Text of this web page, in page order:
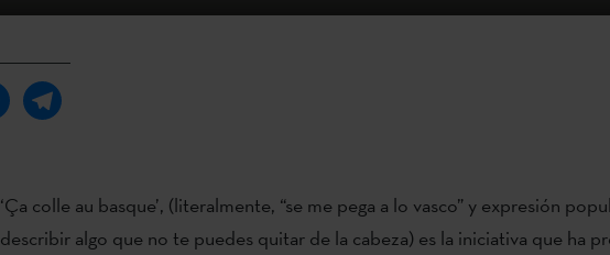
‘Ça colle au basque’, (literalmente, “se me pega a lo vasco” y expresión
describir algo que no te puedes quitar de la cabeza) es la iniciativa que ha